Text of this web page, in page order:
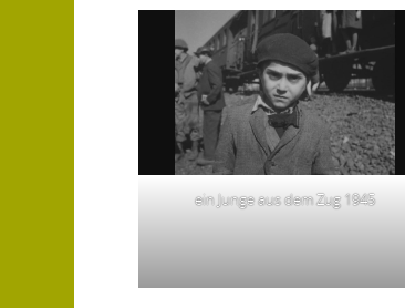
ein Junge aus dem Zug 1945